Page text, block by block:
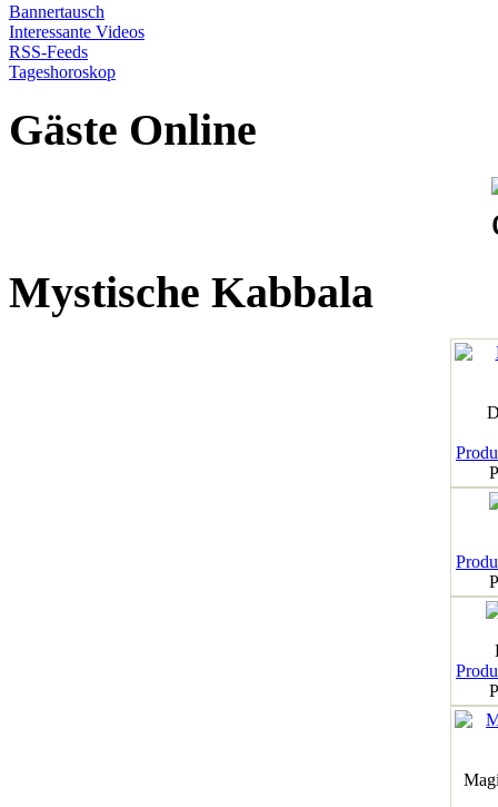
Bannertausch
Interessante Videos
RSS-Feeds
Tageshoroskop
Gäste Online
Mystische Kabbala